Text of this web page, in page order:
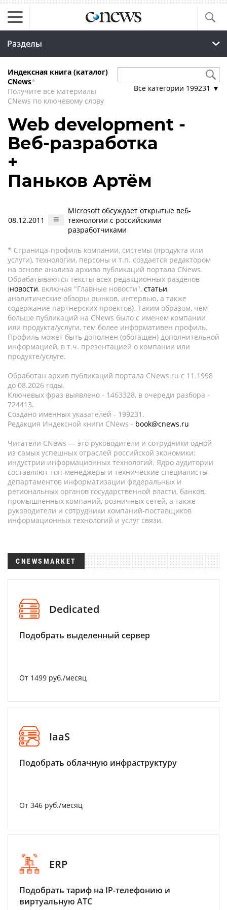
Разделы
Индексная книга (каталог)
CNews*
Получите все материалы
CNews по ключевому слову
Все категории 199231 ▼
Web development -
Веб-разработка
+
Паньков Артём
08.12.2011
Microsoft обсуждает открытые веб-
технологии с российскими
разработчиками
* Страница-профиль компании, системы (продукта или
услуги), технологии, персоны и т.п. создается редактором
на основе анализа архива публикаций портала CNews.
Обрабатываются тексты всех редакционных разделов
(новости, включая "Главные новости", статьи,
аналитические обзоры рынков, интервью, а также
содержание партнёрских проектов). Таким образом, чем
больше публикаций на CNews было с именем компании
или продукта/услуги, тем более информативен профиль.
Профиль может быть дополнен (обогащен) дополнительной
информацией, в т.ч. презентацией о компании или
продукте/услуге.
Обработан архив публикаций портала CNews.ru c 11.1998
до 08.2026 годы.
Ключевых фраз выявлено - 1463328, в очереди разбора -
724413.
Создано именных указателей - 199231.
Редакция Индексной книги CNews - book@cnews.ru
Читатели CNews — это руководители и сотрудники одной
из самых успешных отраслей российской экономики:
индустрии информационных технологий. Ядро аудитории
составляют топ-менеджеры и технические специалисты
департаментов информатизации федеральных и
региональных органов государственной власти, банков,
промышленных компаний, розничных сетей, а также
руководители и сотрудники компаний-поставщиков
информационных технологий и услуг связи.
CNEWSMARKET
Dedicated
Подобрать выделенный сервер
От 1499 руб./месяц
IaaS
Подобрать облачную инфраструктуру
От 346 руб./месяц
ERP
Подобрать тариф на IP-телефонию и
виртуальную АТС